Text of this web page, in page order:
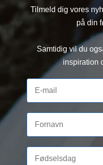
Tilmeld dig vores
på din
Samtidig vil du
inspiration